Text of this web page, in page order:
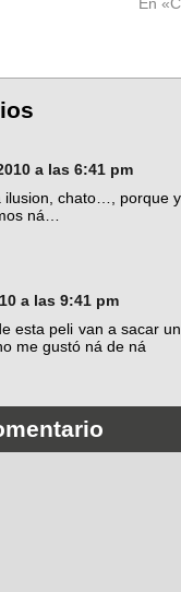
a las 6:41 pm
ilusion, chato…, porque
ná…
a las 9:41 pm
esta peli van a sacar
me gustó ná de ná